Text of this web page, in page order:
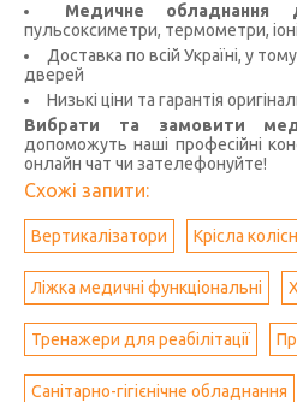
Медичне обладнання
пульсоксиметри, термометри,
Доставка по всій Україні, у
дверей
Низькі ціни та гарантія
Вибрати та замовити
допоможуть наші професійні
онлайн чат чи зателефонуйте!
Схожі запити:
Вертикалізатори Крісла
Ліжка медичні функціональні
Тренажери для реабілітації
Санітарно-гігієнічне обладнання